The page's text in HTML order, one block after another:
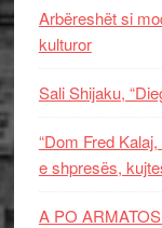
Arbëreshët si
kulturor
Sali Shijaku,
“Dom Fred
e shpresës,
A PO